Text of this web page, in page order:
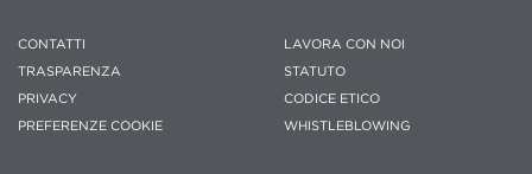
CONTATTI
TRASPARENZA
PRIVACY
PREFERENZE COOKIE
LAVORA CON NOI
STATUTO
CODICE ETICO
WHISTLEBLOWING